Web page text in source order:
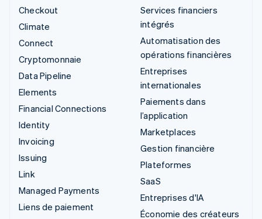
Checkout
Climate
Connect
Cryptomonnaie
Data Pipeline
Elements
Financial Connections
Identity
Invoicing
Issuing
Link
Managed Payments
Liens de paiement
Services financiers
intégrés
Automatisation des
opérations financières
Entreprises
internationales
Paiements dans
l’application
Marketplaces
Gestion financière
Plateformes
SaaS
Entreprises d'IA
Économie des créateurs